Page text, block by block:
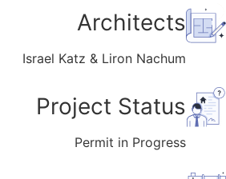
Architects
Israel Katz & Liron Nachum
Project Status
Permit in Progress